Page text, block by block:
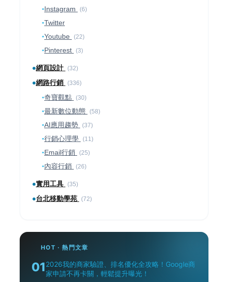
▪Instagram (6)
▪Twitter
▪Youtube (22)
▪Pinterest (3)
●網頁設計 (32)
●網路行銷 (336)
▪奇寶觀點 (30)
▪最新數位動態 (58)
▪AI應用趨勢 (37)
▪行銷心理學 (11)
▪Email行銷 (25)
▪內容行銷 (26)
●實用工具 (35)
●台北移動學苑 (72)
HOT · 熱門文章
012026我的商家驗證、排名優化全攻略！Google商
家申請不再卡關，輕鬆提升曝光！